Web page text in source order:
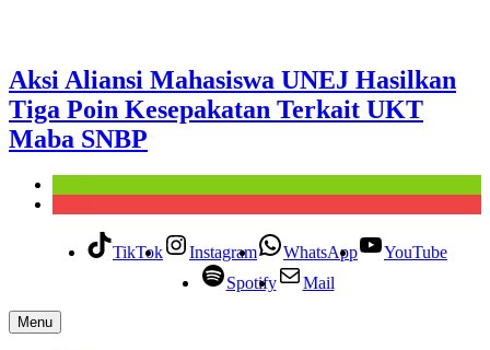
Aksi Aliansi Mahasiswa UNEJ Hasilkan
Tiga Poin Kesepakatan Terkait UKT
Maba SNBP
TikTok Instagram WhatsApp
YouTube
Spotify
Mail
Menu